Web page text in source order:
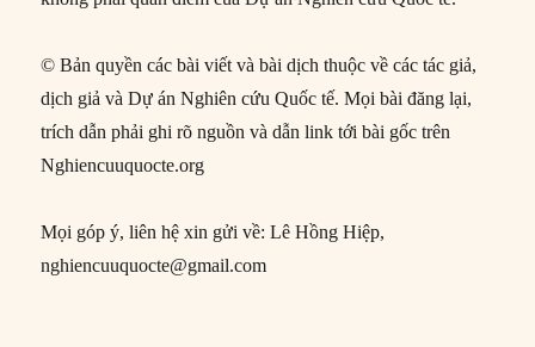
© Bản quyền các bài viết và bài dịch thuộc về các tác giả,
dịch giả và Dự án Nghiên cứu Quốc tế. Mọi bài đăng lại,
trích dẫn phải ghi rõ nguồn và dẫn link tới bài gốc trên
Nghiencuuquocte.org
Mọi góp ý, liên hệ xin gửi về: Lê Hồng Hiệp,
nghiencuuquocte@gmail.com